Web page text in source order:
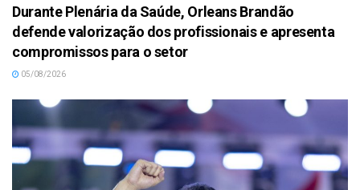
Durante Plenária da Saúde, Orleans Brandão
defende valorização dos profissionais e apresenta
compromissos para o setor
05/08/2026